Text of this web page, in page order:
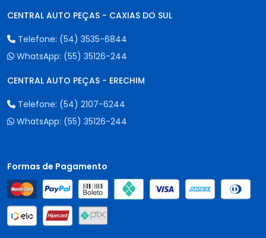
CENTRAL AUTO PEÇAS - CAXIAS DO SUL
Telefone: (54) 3535-6844
WhatsApp: (55) 35126-244
CENTRAL AUTO PEÇAS - ERECHIM
Telefone: (54) 2107-6244
WhatsApp: (55) 35126-244
Formas de Pagamento